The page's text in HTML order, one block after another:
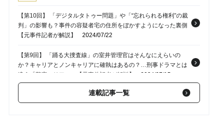
【第10回】 「デジタルタトゥー問題」や「“忘れられる権利”の裁
判」の影響も？事件の容疑者宅の住所をぼかすようになった裏側
【元事件記者が解説】
2024/07/22
【第9回】 「踊る大捜査線」の室井管理官はそんなにえらいの
か？キャリアとノンキャリアに確執はあるの？…刑事ドラマとは
違う「警察のリアル」【元事件記者が解説】
2024/07/15
【第8回】 2021年だけで7万9,218人もの人が失踪…いなくなっ
た人たちはどうなった？データが示す「意外な結末」【元新聞記
連載記事一覧